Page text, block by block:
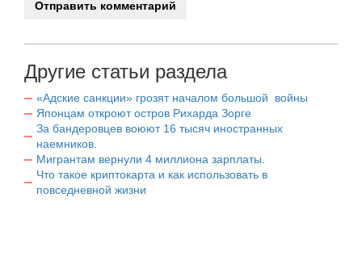
Другие статьи раздела
«Адские санкции» грозят началом большой войны
Японцам откроют остров Рихарда Зорге
За бандеровцев воюют 16 тысяч иностранных
наемников.
Мигрантам вернули 4 миллиона зарплаты.
Что такое криптокарта и как использовать в
повседневной жизни